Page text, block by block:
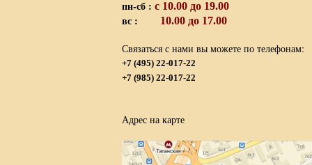
пн-сб : с 10.00 до 19.00
вс : 10.00 до 17.00
Связаться с нами вы можете по телефонам:
+7 (495) 22-017-22
+7 (985) 22-017-22
Адрес на карте